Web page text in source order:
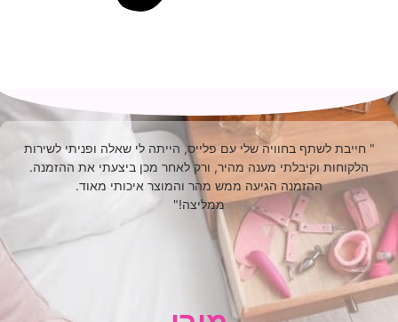
בחוויה שלי עם פלייס, הייתה לי שאלה ופניתי לשירות
וקיבלתי מענה מהיר, ורק לאחר מכן ביצעתי את ההזמנה.
ההזמנה הגיעה ממש מהר והמוצר איכותי מאוד.
ממליצה!"